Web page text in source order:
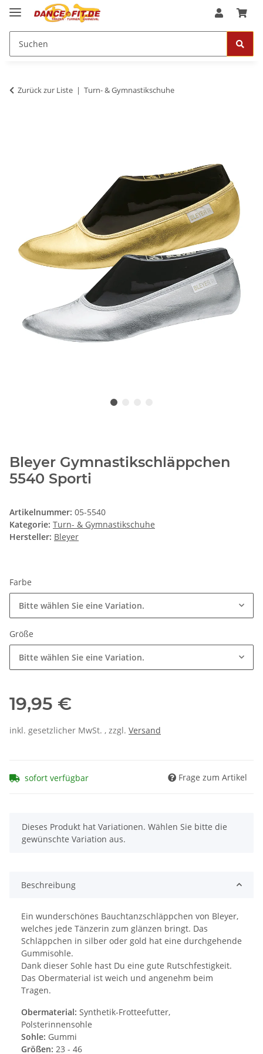
Zurück zur Liste Turn- & Gymnastikschuhe
Bleyer Gymnastikschläppchen
5540 Sporti
Artikelnummer: 05-5540
Kategorie: Turn- & Gymnastikschuhe
Hersteller: Bleyer
Farbe
Bitte wählen Sie eine Variation.
Größe
Bitte wählen Sie eine Variation.
19,95 €
inkl. gesetzlicher MwSt. , zzgl. Versand
sofort verfügbar Frage zum Artikel
x
Dieses Produkt hat Variationen. Wählen Sie bitte die
gewünschte Variation aus.
Beschreibung
Ein wunderschönes Bauchtanzschläppchen von Bleyer,
welches jede Tänzerin zum glänzen bringt. Das
Schläppchen in silber oder gold hat eine durchgehende
Gummisohle.
Dank dieser Sohle hast Du eine gute Rutschfestigkeit.
Das Obermaterial ist weich und angenehm beim
Tragen.
Obermaterial: Synthetik-Frotteefutter,
Polsterinnensohle
Sohle: Gummi
Größen: 23 - 46